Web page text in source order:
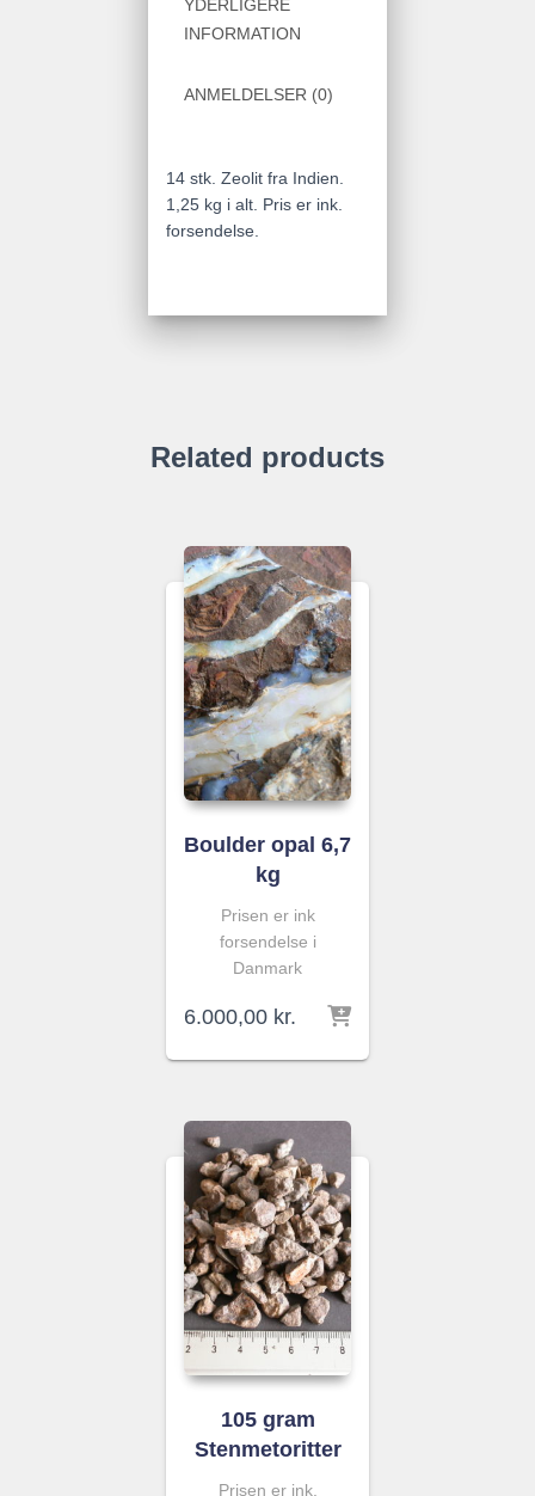
YDERLIGERE
INFORMATION
ANMELDELSER (0)
14 stk. Zeolit fra Indien.
1,25 kg i alt. Pris er ink.
forsendelse.
Related products
Boulder opal 6,7
kg
Prisen er ink
forsendelse i
Danmark
6.000,00 kr.
105 gram
Stenmetoritter
Prisen er ink.